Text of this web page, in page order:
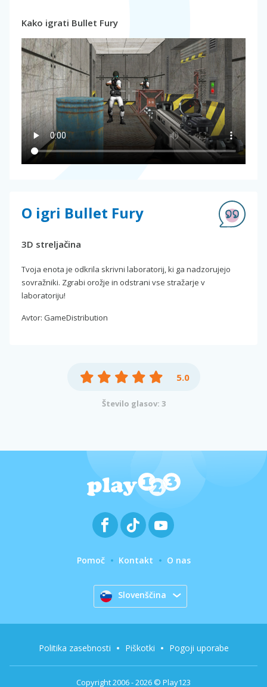
Kako igrati Bullet Fury
O igri Bullet Fury
3D streljačina
Tvoja enota je odkrila skrivni laboratorij, ki ga nadzorujejo
sovražniki. Zgrabi orožje in odstrani vse stražarje v
laboratoriju!
Avtor: GameDistribution
5.0
Število glasov: 3
Pomoč Kontakt O nas
Slovenščina
Copyright 2006 - 2026 © Play123
Politika zasebnosti Piškotki Pogoji uporabe